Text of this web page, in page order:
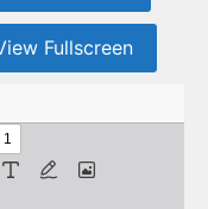
Fullscreen